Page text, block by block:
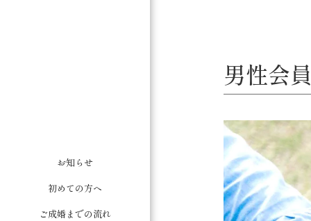
お知らせ
初めての方へ
ご成婚までの流れ
男性会